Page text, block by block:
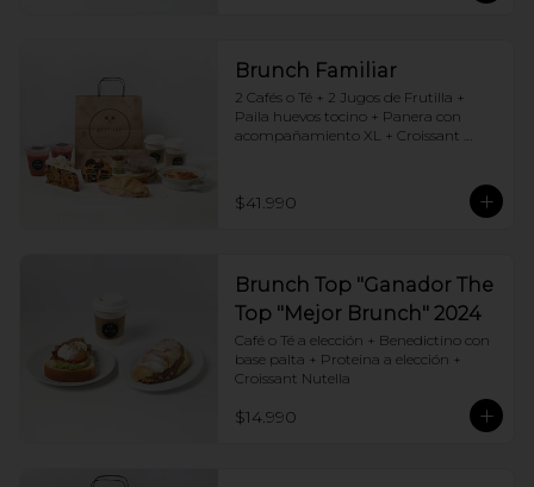
Brunch Familiar
2 Cafés o Té + 2 Jugos de Frutilla +
Paila huevos tocino + Panera con
acompañamiento XL + Croissant
$41.990
Brunch Top "Ganador The
Top "Mejor Brunch" 2024
Café o Té a elección + Benedictino con
base palta + Proteina a elección +
Croissant Nutella
$14.990